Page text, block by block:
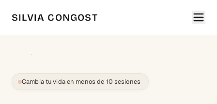
SILVIA CONGOST
Cambia tu vida en menos de 10 sesiones